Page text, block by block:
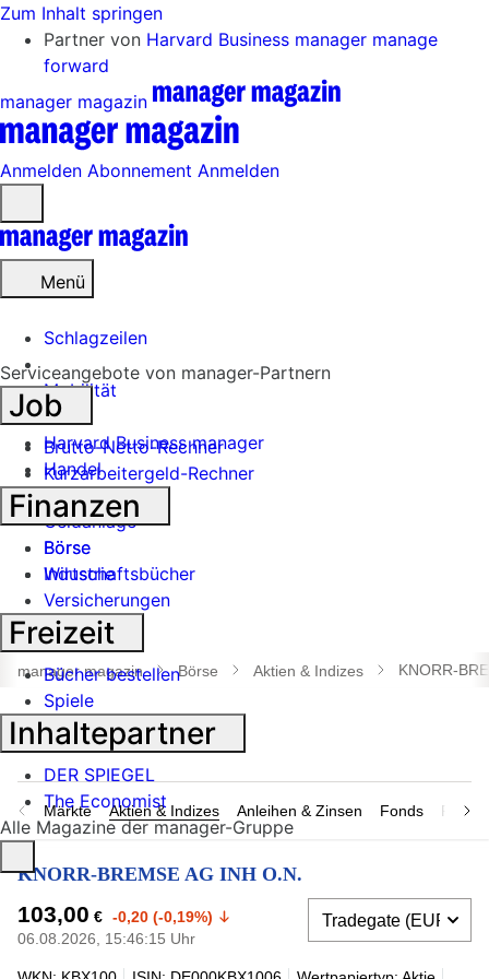
Zum Inhalt springen
Partner von Harvard Business manager manage
forward
manager magazin
Anmelden Abonnement Anmelden
öffnen
Menü
Schlagzeilen
Mobilität
Tech
Harvard Business manager
Handel
Banken
Geldanlage
Börse
Industrie
Suche
öffnen
manager magazin Börse Aktien & Indizes KNORR-
Märkte Aktien & Indizes Anleihen & Zinsen Fonds
KNORR-BREMSE AG INH O.N.
103,00 € -0,20 (-0,19%)
06.08.2026, 15:46:15 Uhr
Serviceangebote von manager-Partnern
Job
Brutto-Netto-Rechner
Kurzarbeitergeld-Rechner
Finanzen
Börse
Wirtschaftsbücher
Versicherungen
Freizeit
Bücher bestellen
Spiele
Inhaltepartner
DER SPIEGEL
The Economist
Alle Magazine der manager-Gruppe